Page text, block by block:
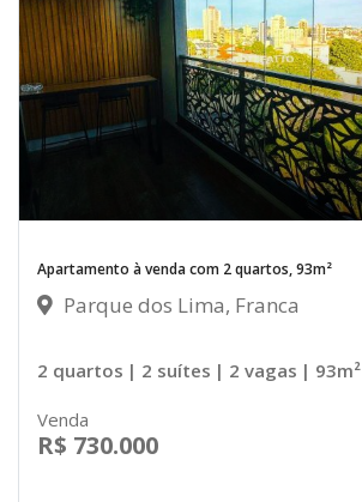
Apartamento à venda com 2 quartos, 93m²
Parque dos Lima, Franca
2 quartos | 2 suítes | 2 vagas | 93m²
Venda
R$ 730.000